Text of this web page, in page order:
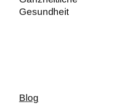
Gesundheit
Blog